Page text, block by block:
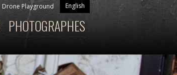
English
Drone Playground
PHOTOGRAPHES